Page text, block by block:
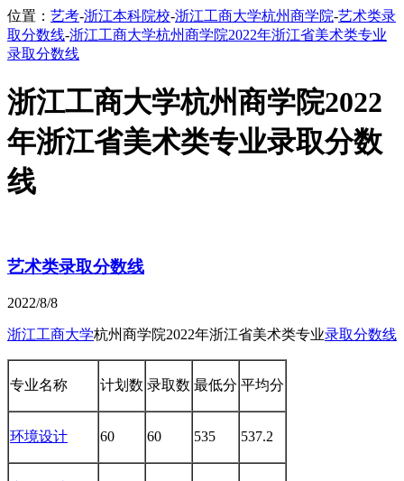
位置： 艺考-浙江本科院校-浙江工商大学杭州商学院-艺术类录
取分数线-浙江工商大学杭州商学院2022年浙江省美术类专业
录取分数线
浙江工商大学杭州商学院2022
年浙江省美术类专业录取分数
线
艺术类录取分数线
2022/8/8
浙江工商大学杭州商学院2022年浙江省美术类专业录取分数线
专业名称 计划数 录取数 最低分 平均分
环境设计 60 60 535 537.2